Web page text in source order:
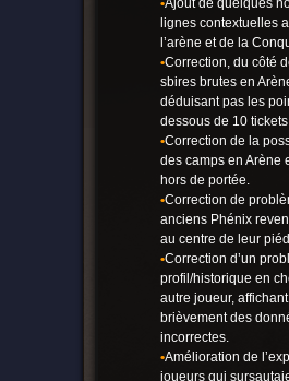
•Ajout de quelques
lignes contextuelles
l’arène et de la
•Correction, du côté
sbires brutes en
déduisant pas les
dessous de 10
•Correction de la
des camps en Arène
hors de portée.
•Correction de
anciens Phénix
au centre de leur
•Correction d’un
profil/historique en
autre joueur,
brièvement des
incorrectes.
•Amélioration de
joueurs qui